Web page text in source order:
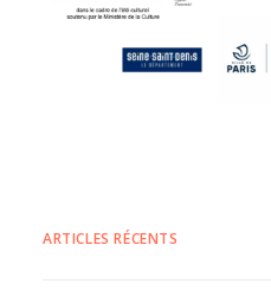
ARTICLES RÉCENTS